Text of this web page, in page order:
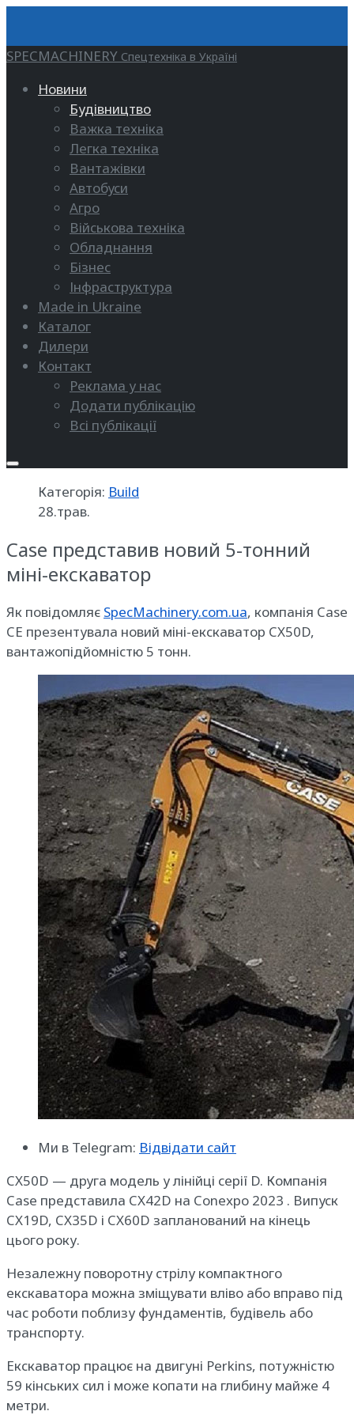
SPECMACHINERY Спецтехніка в Україні
Новини
Будівництво
Важка техніка
Легка техніка
Вантажівки
Автобуси
Агро
Військова техніка
Обладнання
Бізнес
Інфраструктура
Made in Ukraine
Каталог
Дилери
Контакт
Реклама у нас
Додати публікацію
Всі публікації
Категорія: Build
28.трав.
Case представив новий 5-тонний
міні-екскаватор
Як повідомляє SpecMachinery.com.ua, компанія Case
CE презентувала новий міні-екскаватор CX50D,
вантажопідйомністю 5 тонн.
Ми в Telegram: Відвідати сайт
CX50D — друга модель у лінійці серії D. Компанія
Case представила CX42D на Conexpo 2023 . Випуск
CX19D, CX35D і CX60D запланований на кінець
цього року.
Незалежну поворотну стрілу компактного
екскаватора можна зміщувати вліво або вправо під
час роботи поблизу фундаментів, будівель або
транспорту.
Екскаватор працює на двигуні Perkins, потужністю
59 кінських сил і може копати на глибину майже 4
метри.